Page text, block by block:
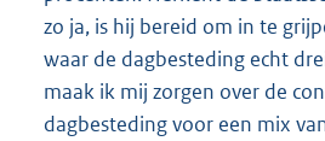
zo ja, is hij bereid om in te
waar de dagbesteding echt
maak ik mij zorgen over de
dagbesteding voor een mix